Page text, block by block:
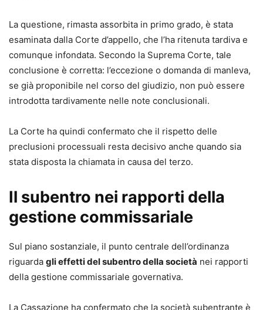
modelli completi, personalizzabili e già sperimentati in
giudizio, aggiornati alle ultime riforme: uno strumento
operativo che consente di impostare fin da ora atti efficaci
e conformi al nuovo quadro normativo, senza rischiare di
lavorare su schemi superati.
La questione, rimasta assorbita in primo grado, è stata
esaminata dalla Corte d’appello, che l’ha ritenuta tardiva e
comunque infondata. Secondo la Suprema Corte, tale
conclusione è corretta: l’eccezione o domanda di manleva,
se già proponibile nel corso del giudizio, non può essere
introdotta tardivamente nelle note conclusionali.
La Corte ha quindi confermato che il rispetto delle
preclusioni processuali resta decisivo anche quando sia
stata disposta la chiamata in causa del terzo.
Il subentro nei rapporti della
gestione commissariale
Sul piano sostanziale, il punto centrale dell’ordinanza
riguarda gli effetti del subentro della società nei rapporti
della gestione commissariale governativa.
La Cassazione ha confermato che la società subentrante è